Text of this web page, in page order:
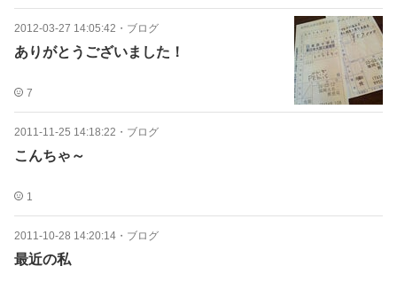
2012-03-27 14:05:42 ・ ブログ
ありがとうございました！
7
2011-11-25 14:18:22 ・ ブログ
こんちゃ～
1
2011-10-28 14:20:14 ・ ブログ
最近の私